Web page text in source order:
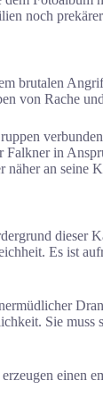
noch
brutalen
von Rache
in
an
dieser
Es ist
Sie
einen